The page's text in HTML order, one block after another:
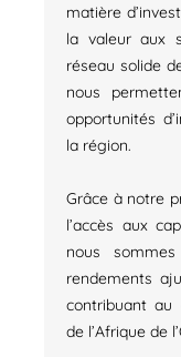
matière
la valeur aux
réseau solide
nous
opportunités
la région.
Grâce à notre
l’accès aux
nous
rendements
contribuant au
de l’Afrique de